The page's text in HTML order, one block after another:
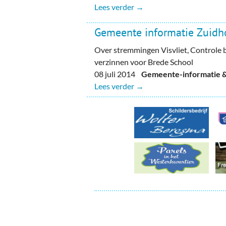
Lees verder →
Gemeente informatie
Over stremmingen Visvliet, Controle
verzinnen voor Brede School
08 juli 2014Gemeente-informatie
Lees verder →